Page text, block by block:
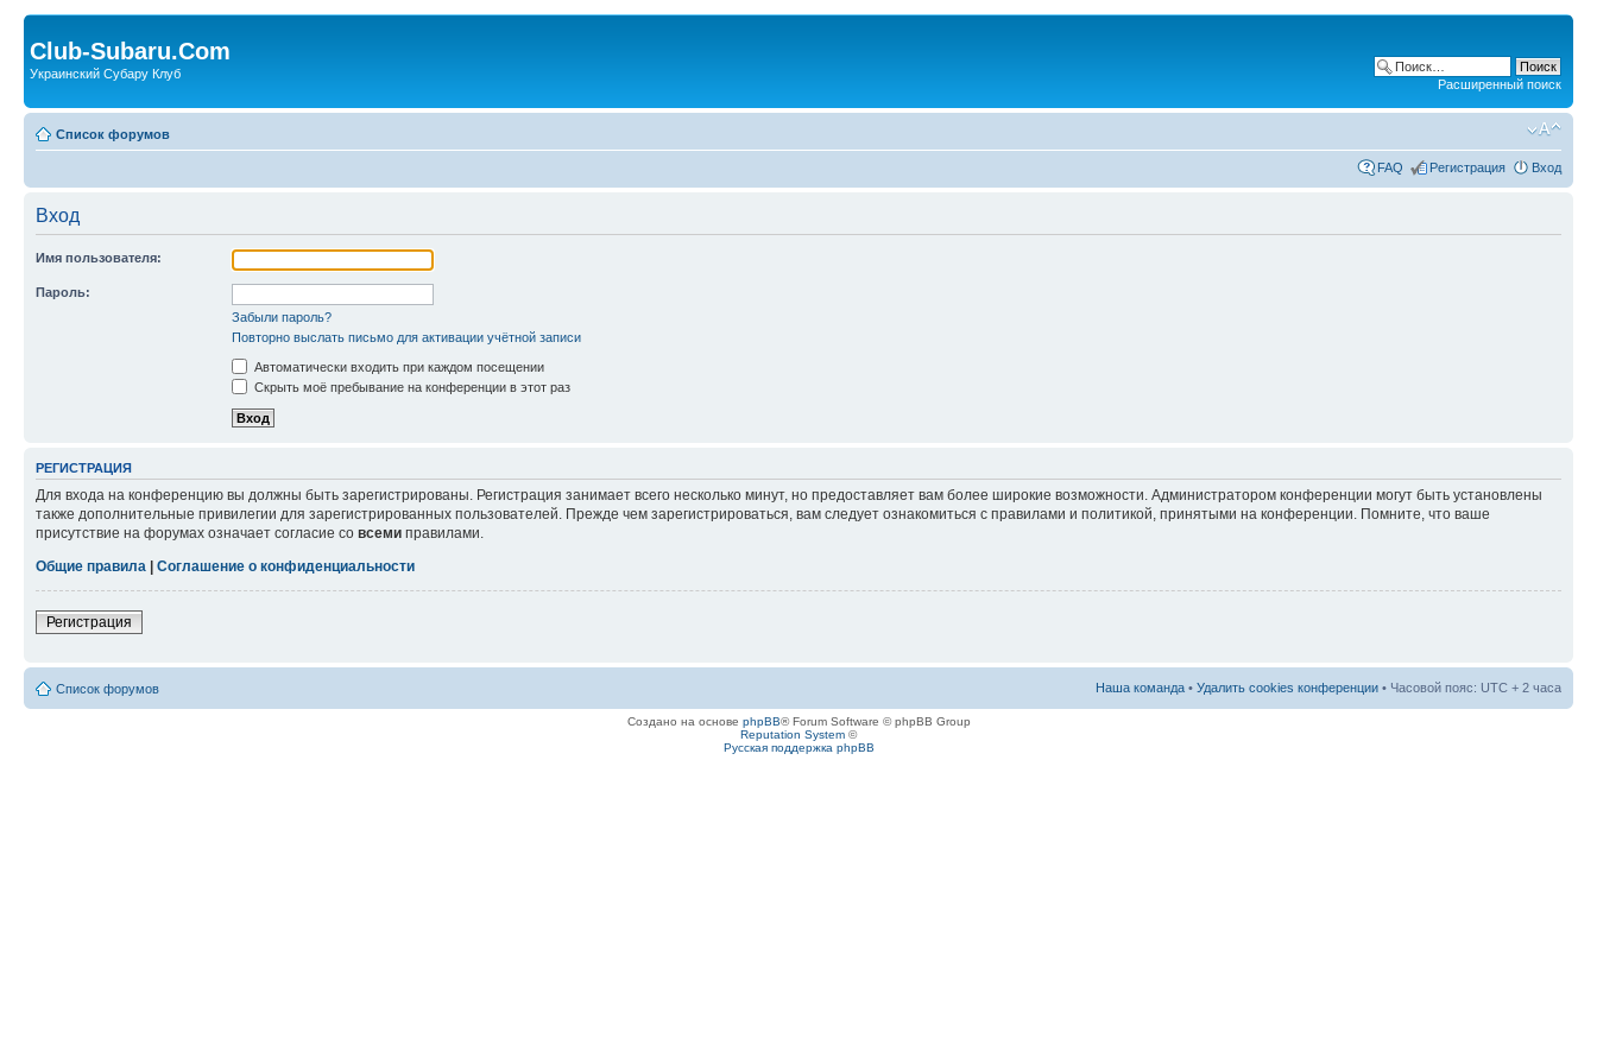
Club-Subaru.Com
Украинский Субару Клуб
Расширенный поиск
Список форумов
FAQ Регистрация Вход
Вход
Имя пользователя:
Пароль:
Забыли пароль?
Повторно выслать письмо для активации учётной записи
Автоматически входить при каждом посещении
Скрыть моё пребывание на конференции в этот раз
РЕГИСТРАЦИЯ
Для входа на конференцию вы должны быть зарегистрированы. Регистрация занимает всего несколько минут, но предоставляет вам более широкие возможности. Администратором конференции могут быть установлены
также дополнительные привилегии для зарегистрированных пользователей. Прежде чем зарегистрироваться, вам следует ознакомиться с правилами и политикой, принятыми на конференции. Помните, что ваше
присутствие на форумах означает согласие со всеми правилами.
Общие правила
Соглашение о конфиденциальности
Регистрация
Список форумов Наша команда • Удалить cookies конференции • Часовой пояс: UTC + 2 часа
Создано на основе phpBB® Forum Software © phpBB Group
Reputation System ©
Русская поддержка phpBB